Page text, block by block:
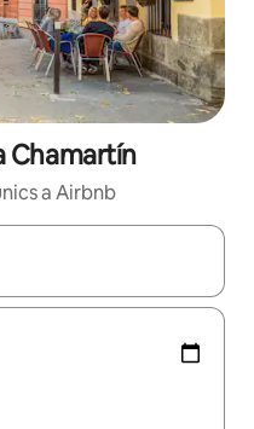
Chamartín
a Airbnb
podràs navegar-hi a